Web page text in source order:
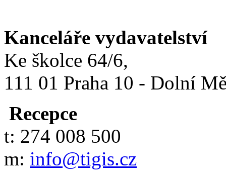
Kanceláře vydavatelství
Ke školce 64/6,
111 01 Praha 10 - Dolní
Recepce
t: 274 008 500
m: info@tigis.cz